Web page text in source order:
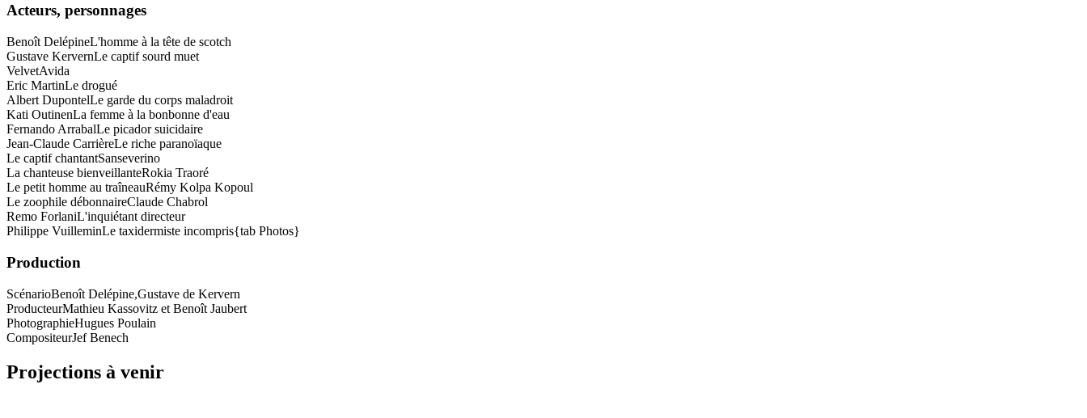
Acteurs, personnages
Benoît DelépineL'homme à la tête de scotch
Gustave KervernLe captif sourd muet
VelvetAvida
Eric MartinLe drogué
Albert DupontelLe garde du corps maladroit
Kati OutinenLa femme à la bonbonne d'eau
Fernando ArrabalLe picador suicidaire
Jean-Claude CarrièreLe riche paranoïaque
Le captif chantantSanseverino
La chanteuse bienveillanteRokia Traoré
Le petit homme au traîneauRémy Kolpa Kopoul
Le zoophile débonnaireClaude Chabrol
Remo ForlaniL'inquiétant directeur
Philippe VuilleminLe taxidermiste incompris{tab Photos}
Production
ScénarioBenoît Delépine,Gustave de Kervern
ProducteurMathieu Kassovitz et Benoît Jaubert
PhotographieHugues Poulain
CompositeurJef Benech
Projections à venir